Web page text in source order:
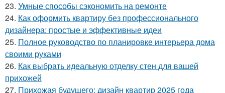
23. Умные способы сэкономить на ремонте
24. Как оформить квартиру без профессионального
дизайнера: простые и эффективные идеи
25. Полное руководство по планировке интерьера дома
своими руками
26. Как выбрать идеальную отделку стен для вашей
прихожей
27. Прихожая будущего: дизайн квартир 2025 года